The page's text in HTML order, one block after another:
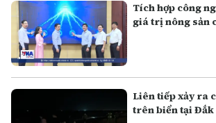
Tích hợp công
giá trị nông sản
Liên tiếp xảy ra
trên biển tại Đắk